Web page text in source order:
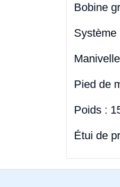
Bobine
Système
Pied de
Poids :
Étui de